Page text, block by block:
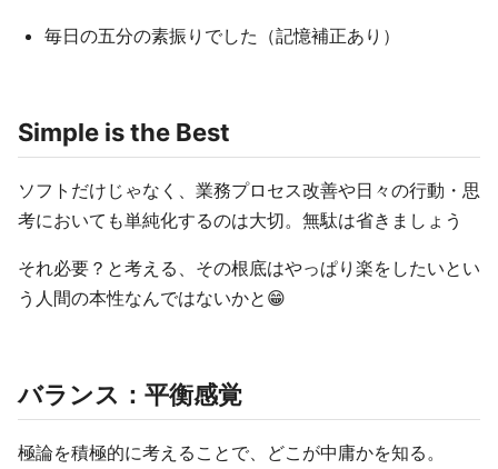
毎日の五分の素振りでした（記憶補正あり）
Simple is the Best
ソフトだけじゃなく、業務プロセス改善や日々の行動・思
考においても単純化するのは大切。無駄は省きましょう
それ必要？と考える、その根底はやっぱり楽をしたいとい
う人間の本性なんではないかと😁
バランス：平衡感覚
極論を積極的に考えることで、どこが中庸かを知る。